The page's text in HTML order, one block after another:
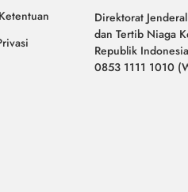
Direktorat
dan Tertib Niaga
Republik Indonesia
0853 1111 1010